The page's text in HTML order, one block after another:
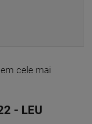
cele mai
- LEU